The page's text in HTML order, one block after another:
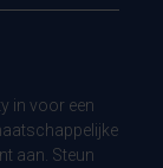
in voor een
aan. Steun